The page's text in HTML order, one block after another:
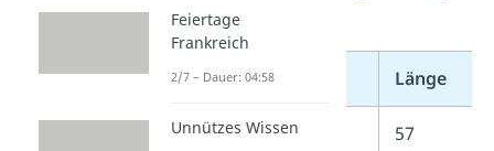
für dich.
Platz Tunnel Länge
1.
Gotthard-
57
Feiertage
Frankreich
2/7 – Dauer: 04:58
Unnützes Wissen